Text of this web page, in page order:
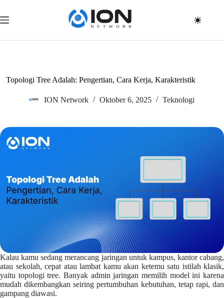
content
Topologi Tree Adalah: Pengertian, Cara Kerja, Karakteristik
ION Network Oktober 6, 2025 Teknologi
Kalau kamu sedang merancang jaringan untuk kampus, kantor cabang,
atau sekolah, cepat atau lambat kamu akan ketemu satu istilah klasik,
yaitu topologi tree. Banyak admin jaringan memilih model ini karena
mudah dikembangkan seiring pertumbuhan kebutuhan, tetap rapi, dan
gampang diawasi.